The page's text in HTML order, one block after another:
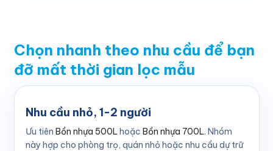
Chọn nhanh theo nhu cầu để bạn
đỡ mất thời gian lọc mẫu
Nhu cầu nhỏ, 1-2 người
Ưu tiên Bồn nhựa 500Lhoặc Bồn nhựa 700L. Nhóm
này hợp cho phòng trọ, quán nhỏ hoặc nhu cầu dự trữ